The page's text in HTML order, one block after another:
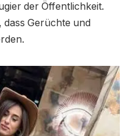
der Öffentlichkeit.
dass Gerüchte und